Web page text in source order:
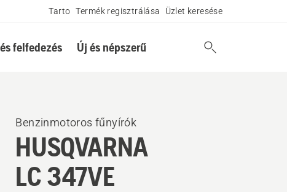
Tarto Termék regisztrálása Üzlet keresése
felfedezés Új és népszerű
Benzinmotoros fűnyírók
HUSQVARNA
LC 347VE